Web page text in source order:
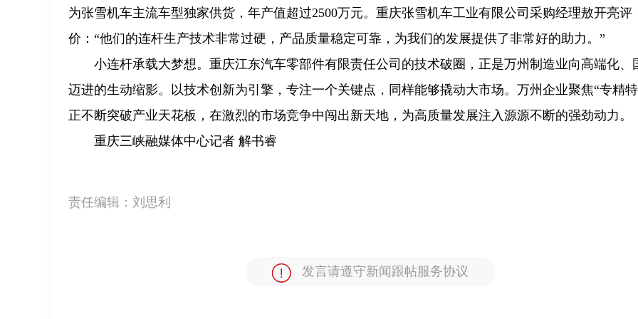
为张雪机车主流车型独家供货，年产值超过2500万元。重庆张雪机车工业有限公司采购经理敖开亮评
价：“他们的连杆生产技术非常过硬，产品质量稳定可靠，为我们的发展提供了非常好的助力。”
小连杆承载大梦想。重庆江东汽车零部件有限责任公司的技术破圈，正是万州制造业向高端化、
迈进的生动缩影。以技术创新为引擎，专注一个关键点，同样能够撬动大市场。万州企业聚焦“专精特
正不断突破产业天花板，在激烈的市场竞争中闯出新天地，为高质量发展注入源源不断的强劲动力。
重庆三峡融媒体中心记者 解书睿
责任编辑： 刘思利
发言请遵守新闻跟帖服务协议